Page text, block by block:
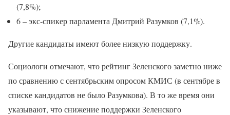
(7,8%);
6 – экс-спикер парламента Дмитрий Разумков (7,1%).
Другие кандидаты имеют более низкую поддержку.
Социологи отмечают, что рейтинг Зеленского заметно ниже
по сравнению с сентябрьским опросом КМИС (в сентябре в
списке кандидатов не было Разумкова). В то же время они
указывают, что снижение поддержки Зеленского